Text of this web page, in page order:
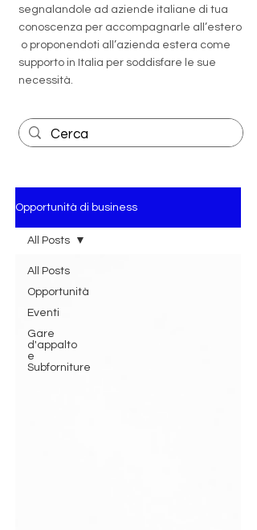
segnalandole ad aziende italiane di tua
conoscenza per accompagnarle all’estero
o proponendoti all’azienda estera come
supporto in Italia per soddisfare le sue
necessità.
Opportunità di business
All Posts
Opportunità
Eventi
Gare
d'appalto
e
Subforniture
All Posts